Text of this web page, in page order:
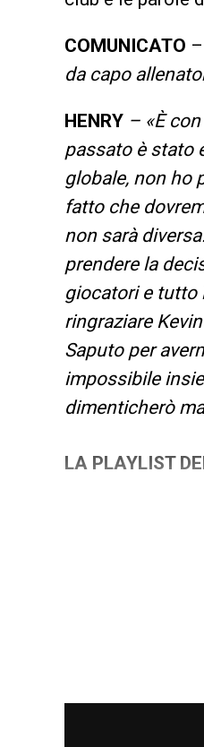
COMUNICATO –
da capo
HENRY – «È
passato è stato
globale, non ho
fatto che
non sarà
prendere la
giocatori e tutto
ringraziare
Saputo per
impossibile
dimenticherò
LA PLAYLIST